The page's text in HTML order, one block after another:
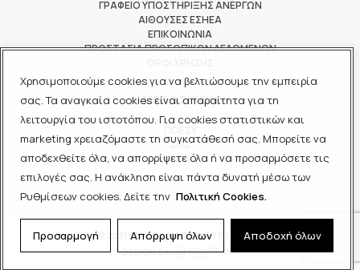
Χρησιμοποιούμε cookies για να βελτιώσουμε την εμπειρία
σας. Τα αναγκαία cookies είναι απαραίτητα για τη
λειτουργία του ιστοτόπου. Για cookies στατιστικών και
marketing χρειαζόμαστε τη συγκατάθεσή σας. Μπορείτε να
αποδεχθείτε όλα, να απορρίψετε όλα ή να προσαρμόσετε τις
επιλογές σας. Η ανάκληση είναι πάντα δυνατή μέσω των
Ρυθμίσεων cookies. Δείτε την Πολιτική Cookies.
Προσαρμογή Απόρριψη όλων Αποδοχή όλων
ΓΡΑΦΕΙΟ ΥΠΟΣΤΗΡΙΞΗΣ ΑΝΕΡΓΩΝ
ΑΙΘΟΥΣΕΣ ΕΣΗΕΑ
ΕΠΙΚΟΙΝΩΝΙΑ
ΠΡΟΣΤΑΣΙΑ ΠΡΟΣΩΠΙΚΩΝ ΔΕΔΟΜΕΝΩΝ
ΜΕΛΟΣ ΤΩΝ
ΔΟΔ
ΕΟΔ
© 2021 ΕΣΗΕΑ - ALL RIGHTS RESERVED
DESIGN BY